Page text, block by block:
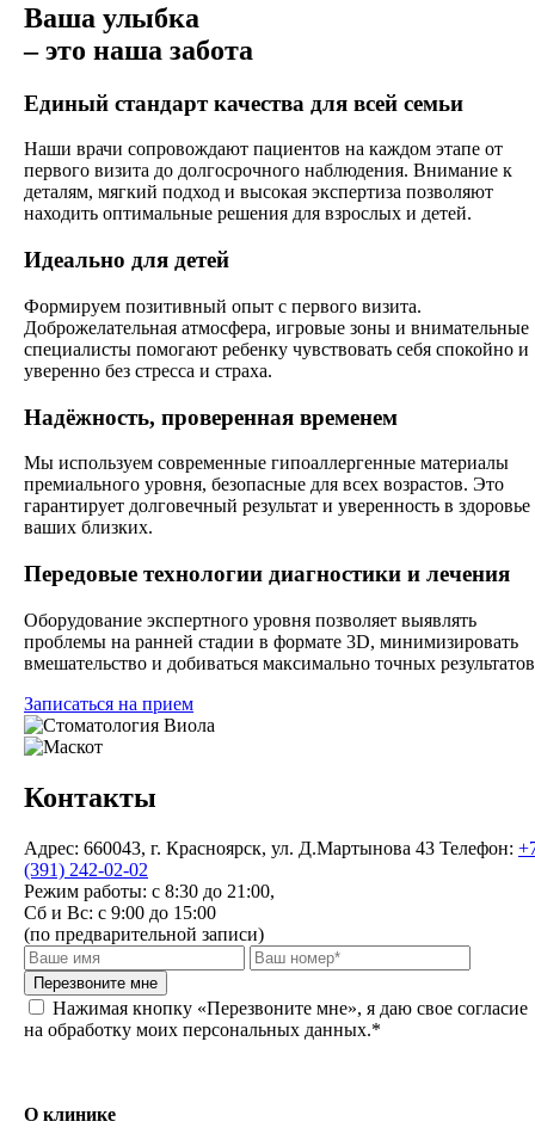
Ваша улыбка
– это наша забота
Единый стандарт качества для всей семьи
Наши врачи сопровождают пациентов на каждом этапе от
первого визита до долгосрочного наблюдения. Внимание к
деталям, мягкий подход и высокая экспертиза позволяют
находить оптимальные решения для взрослых и детей.
Идеально для детей
Формируем позитивный опыт с первого визита.
Доброжелательная атмосфера, игровые зоны и внимательные
специалисты помогают ребенку чувствовать себя спокойно и
уверенно без стресса и страха.
Надёжность, проверенная временем
Мы используем современные гипоаллергенные материалы
премиального уровня, безопасные для всех возрастов. Это
гарантирует долговечный результат и уверенность в здоровье
ваших близких.
Передовые технологии диагностики и лечения
Оборудование экспертного уровня позволяет выявлять
проблемы на ранней стадии в формате 3D, минимизировать
вмешательство и добиваться максимально точных
Записаться на прием
Контакты
Адрес: 660043, г. Красноярск, ул. Д.Мартынова 43 Телефон:
(391) 242-02-02
Режим работы: с 8:30 до 21:00,
Сб и Вс: с 9:00 до 15:00
(по предварительной записи)
Перезвоните мне
Нажимая кнопку «Перезвоните мне», я даю свое согласие
на обработку моих персональных данных.*
О клинике